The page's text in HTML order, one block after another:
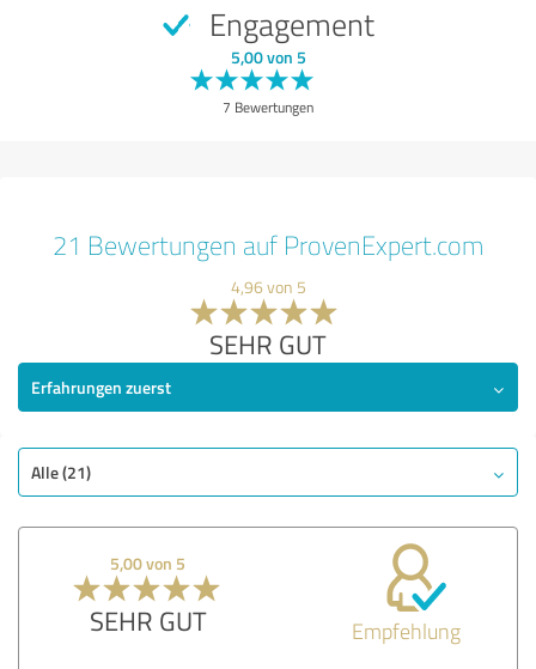
Engagement
5,00 von 5
7 Bewertungen
21 Bewertungen auf ProvenExpert.com
4,96 von 5
SEHR GUT
Erfahrungen zuerst
Alle (21)
5,00 von 5
SEHR GUT Empfehlung